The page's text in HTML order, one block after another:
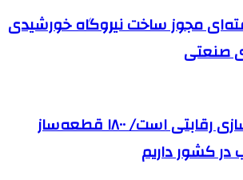
مجوز ساخت نیروگاه خورشیدی
صنعتی
بازار قطعه‌سازی رقابتی است/ ۱۸۰۰ قطعه‌ساز
کشور داریم